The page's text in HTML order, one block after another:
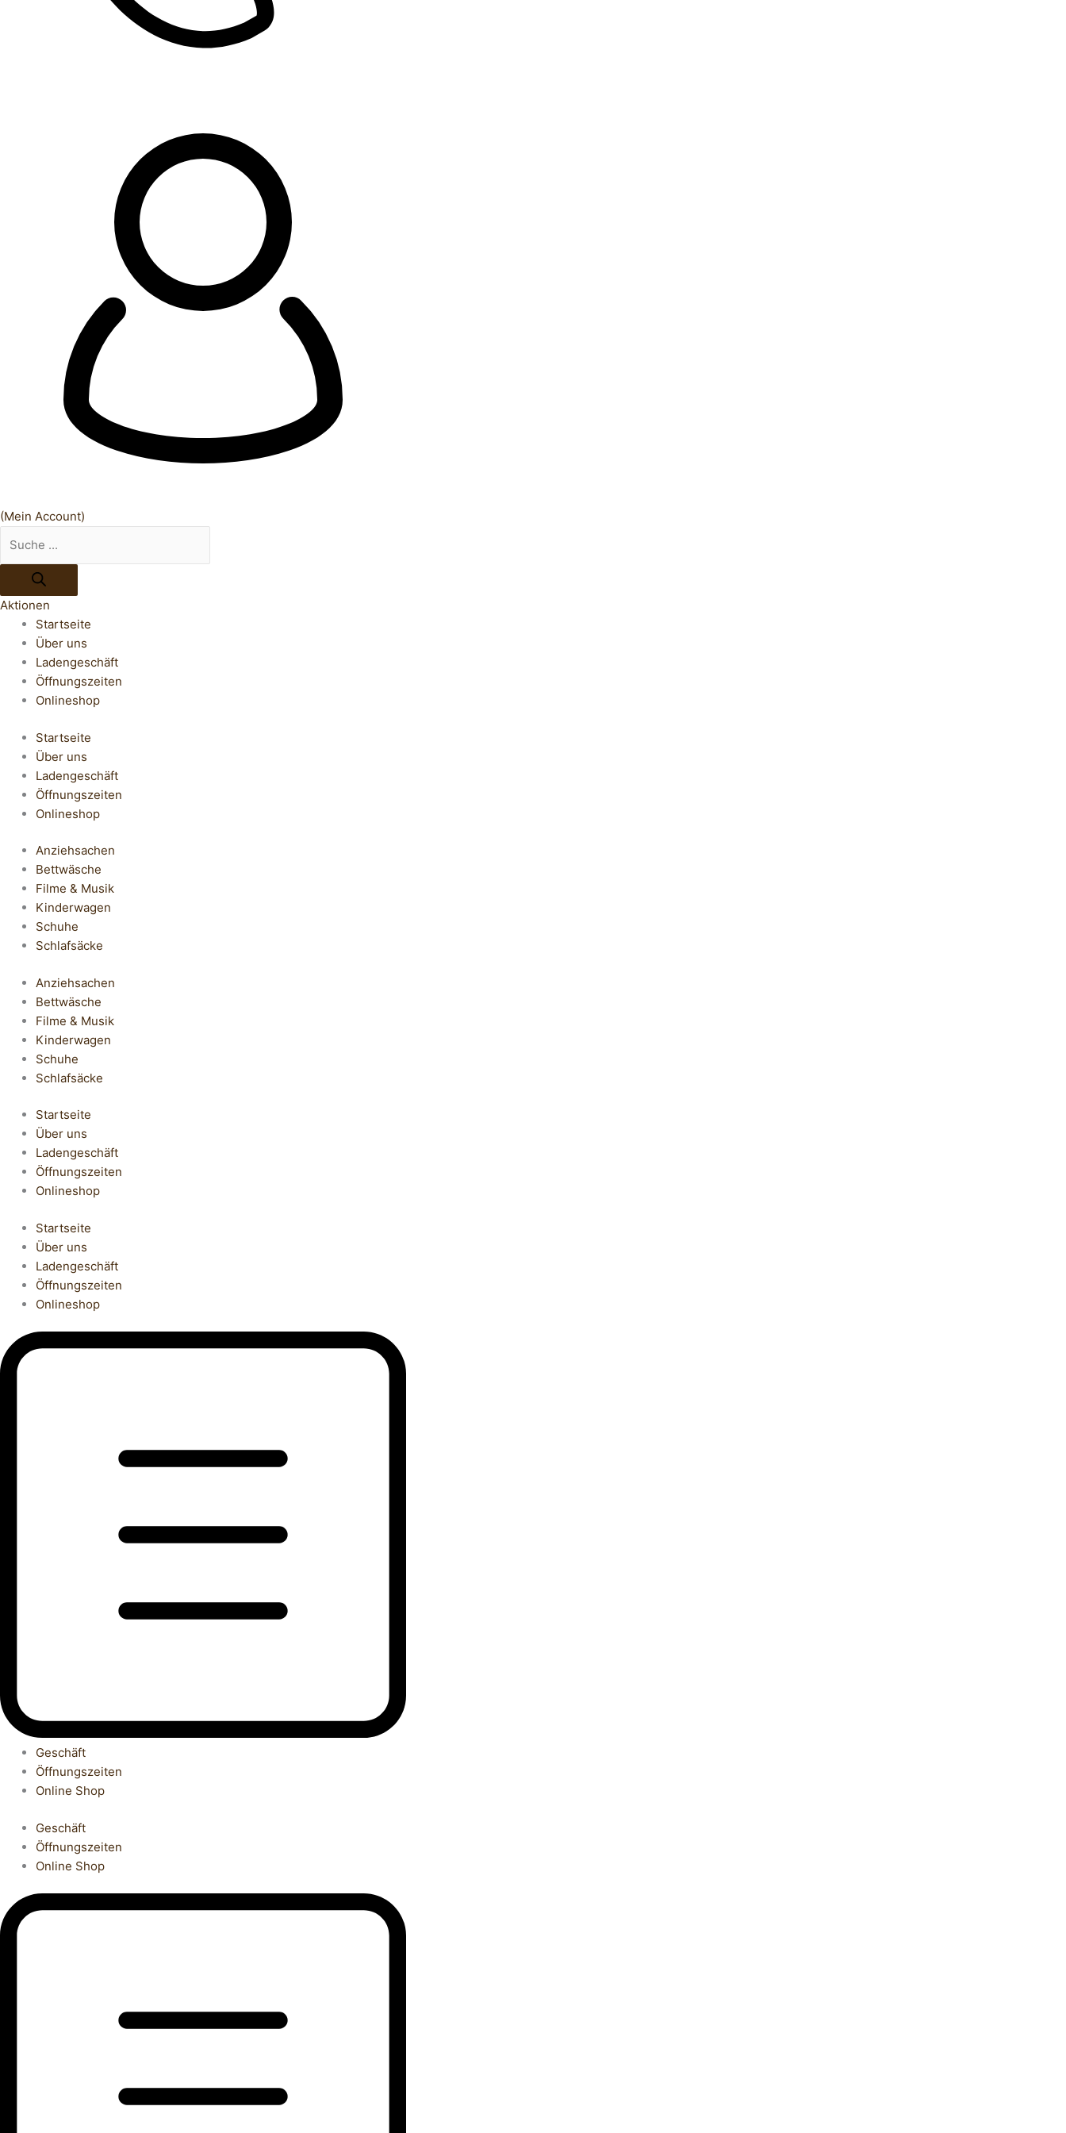
(Mein Account)
Aktionen
Startseite
Über uns
Ladengeschäft
Öffnungszeiten
Onlineshop
Startseite
Über uns
Ladengeschäft
Öffnungszeiten
Onlineshop
Anziehsachen
Bettwäsche
Filme & Musik
Kinderwagen
Schuhe
Schlafsäcke
Anziehsachen
Bettwäsche
Filme & Musik
Kinderwagen
Schuhe
Schlafsäcke
Startseite
Über uns
Ladengeschäft
Öffnungszeiten
Onlineshop
Startseite
Über uns
Ladengeschäft
Öffnungszeiten
Onlineshop
Geschäft
Öffnungszeiten
Online Shop
Geschäft
Öffnungszeiten
Online Shop